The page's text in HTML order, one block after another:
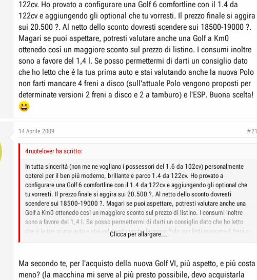
Sulla nuova VW Polo che uscirà tra giugno-luglio 2009 l'avranno tolto questo
problema spero...?!
Cosa ne dite?
122cv. Ho provato a configurare una Golf 6 comfortline con il 1.4 da
122cv e aggiungendo gli optional che tu vorresti. Il prezzo finale si aggira
sui 20.500 ?. Al netto dello sconto dovresti scendere sui 18500-19000 ?.
Magari se puoi aspettare, potresti valutare anche una Golf a Km0
ottenedo così un maggiore sconto sul prezzo di listino. I consumi inoltre
sono a favore del 1,4 l. Se posso permettermi di darti un consiglio dato
che ho letto che è la tua prima auto e stai valutando anche la nuova Polo
non farti mancare 4 freni a disco (sull'attuale Polo vengono proposti per
determinate versioni 2 freni a disco e 2 a tamburo) e l'ESP. Buona scelta!
14 Aprile 2009 #21
4ruotelover ha scritto:
In tutta sincerità (non me ne vogliano i possessori del 1.6 da 102cv) personalmente
opterei per il ben più moderno, brillante e parco 1.4 da 122cv. Ho provato a
configurare una Golf 6 comfortline con il 1.4 da 122cv e aggiungendo gli optional che
tu vorresti. Il prezzo finale si aggira sui 20.500 ?. Al netto dello sconto dovresti
scendere sui 18500-19000 ?. Magari se puoi aspettare, potresti valutare anche una
Golf a Km0 ottenedo così un maggiore sconto sul prezzo di listino. I consumi inoltre
sono a favore del 1,4 l. Se posso permettermi di darti un consiglio dato che ho letto
che è la tua prima auto e stai valutando anche la nuova Polo non farti mancare 4 freni a
disco (sull'attuale Polo vengono proposti per determinate versioni 2 freni a disco e 2 a
Clicca per allargare...
Ma secondo te, per l'acquisto della nuova Golf VI, più aspetto, e più costa
meno? (la macchina mi serve al più presto possibile, devo acquistarla